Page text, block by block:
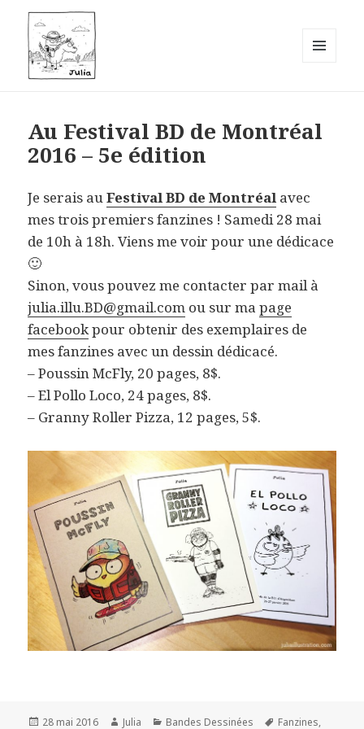
Dessinée
Au Festival BD de Montréal
2016 – 5e édition
Je serais auFestival BD de Montréal avec
mes trois premiers fanzines ! Samedi 28 mai
de 10h à 18h. Viens me voir pour une dédicace
🙂
Sinon, vous pouvez me contacter par mail à
julia.illu.BD@gmail.com ou sur mapage
facebookpour obtenir des exemplaires de
mes fanzines avec un dessin dédicacé.
– Poussin McFly, 20 pages, 8$.
– El Pollo Loco, 24 pages, 8$.
– Granny Roller Pizza, 12 pages, 5$.
Publié
28 mai 2016 Auteur
Julia Catégories
Bandes Dessinées
Mots-
Fanzines,